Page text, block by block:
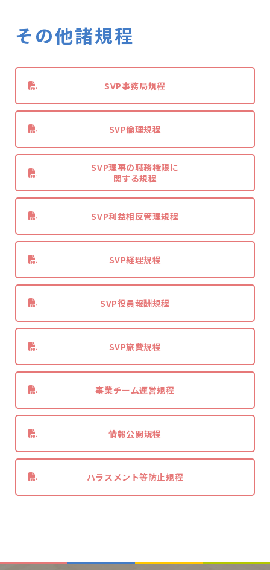
その他諸規程
SVP事務局規程
SVP倫理規程
SVP理事の職務権限に
関する規程
SVP利益相反管理規程
SVP経理規程
SVP役員報酬規程
SVP旅費規程
事業チーム運営規程
情報公開規程
ハラスメント等防止規程